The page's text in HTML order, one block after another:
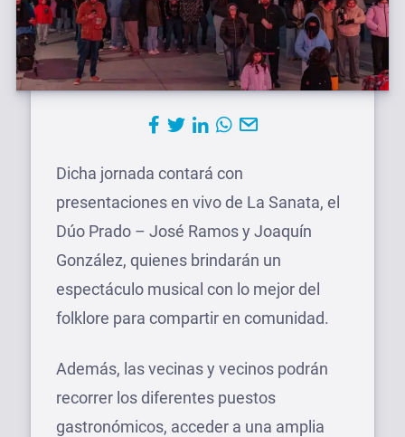
Dicha jornada contará con
presentaciones en vivo de La Sanata, el
Dúo Prado – José Ramos y Joaquín
González, quienes brindarán un
espectáculo musical con lo mejor del
folklore para compartir en comunidad.
Además, las vecinas y vecinos podrán
recorrer los diferentes puestos
gastronómicos, acceder a una amplia